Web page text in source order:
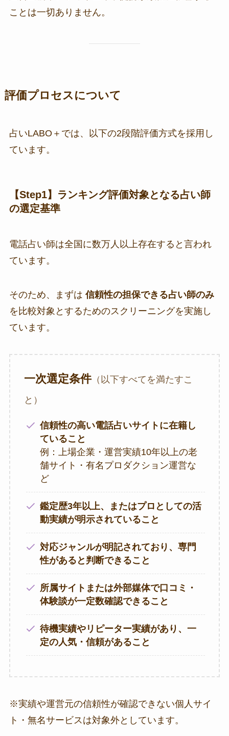
ことは一切ありません。
評価プロセスについて
占いLABO＋では、以下の2段階評価方式を採用し
ています。
【Step1】ランキング評価対象となる占い師
の選定基準
電話占い師は全国に数万人以上存在すると言われ
ています。
そのため、まずは 信頼性の担保できる占い師のみ
を比較対象とするためのスクリーニングを実施し
ています。
一次選定条件（以下すべてを満たすこ
と）
信頼性の高い電話占いサイトに在籍し
ていること
例：上場企業・運営実績10年以上の老
舗サイト・有名プロダクション運営な
ど
鑑定歴3年以上、またはプロとしての活
動実績が明示されていること
対応ジャンルが明記されており、専門
性があると判断できること
所属サイトまたは外部媒体で口コミ・
体験談が一定数確認できること
待機実績やリピーター実績があり、一
定の人気・信頼があること
※実績や運営元の信頼性が確認できない個人サイ
ト・無名サービスは対象外としています。